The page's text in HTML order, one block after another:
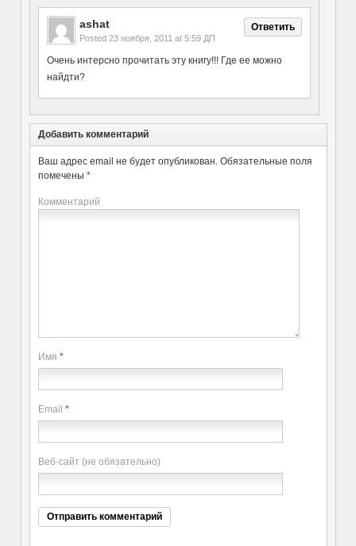
Ответить
ashat
Posted 23 ноября, 2011 at 5:59 ДП
Очень интерсно прочитать эту книгу!!! Где ее можно
найдти?
Добавить комментарий
Ваш адрес email не будет опубликован. Обязательные поля
помечены *
Комментарий
Имя *
Email *
Веб-сайт (не обязательно)